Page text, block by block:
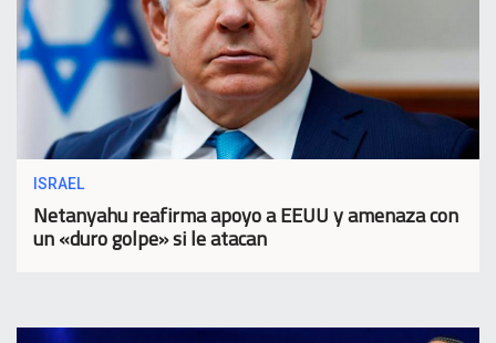
ISRAEL
Netanyahu reafirma apoyo a EEUU y amenaza con
un «duro golpe» si le atacan